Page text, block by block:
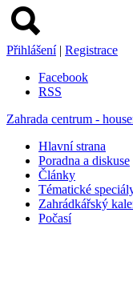
Přihlášení | Registrace
Facebook
RSS
Zahrada centrum -
Hlavní strana
Poradna a diskuse
Články
Tématické
Zahrádkářský
Počasí